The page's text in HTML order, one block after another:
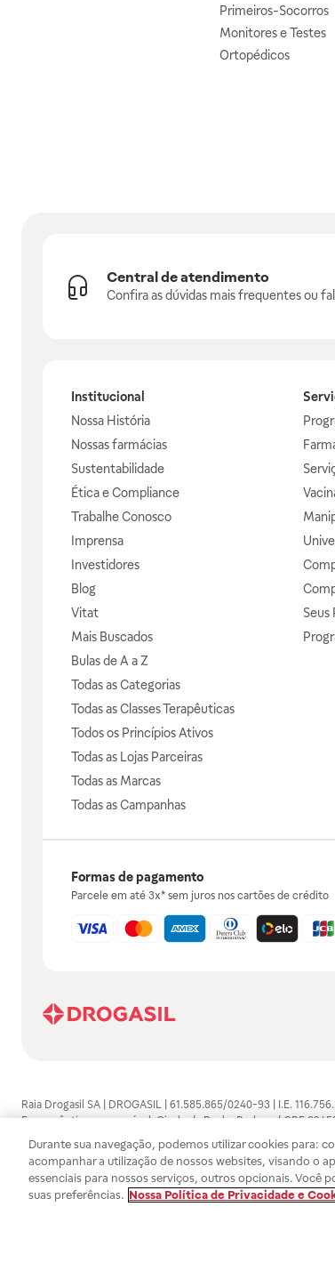
Primeiros-Socorros
Monitores e Testes
Ortopédicos
Central de atendimento
Confira as dúvidas mais frequentes ou
Institucional
Nossa História
Nossas farmácias
Sustentabilidade
Ética e Compliance
Trabalhe Conosco
Imprensa
Investidores
Blog
Vitat
Mais Buscados
Bulas de A a Z
Todas as Categorias
Todas as Classes Terapêuticas
Todos os Princípios Ativos
Todas as Lojas Parceiras
Todas as Marcas
Todas as Campanhas
Seus
Formas de pagamento
Parcele em até 3x* sem juros nos cartões de crédito
Raia Drogasil SA | DROGASIL | 61.585.865/0240-93 | I.E.
Farmacêutico responsável: Gisele da Penha Barbosa | CRF
automedicação e não substituem, em hipótese alguma, as
persistirem os sintomas, um médico deverá ser consultado.
SA trabalha com as tecnologias mais avançadas de proteção
efetuados estão sujeitos à confirmação da disponibilidade de
Durante sua navegação, podemos utilizar cookies para:
acompanhar a utilização de nossos websites, visando o
essenciais para nossos serviços, outros opcionais. Você
suas preferências. Nossa Política de Privacidade e